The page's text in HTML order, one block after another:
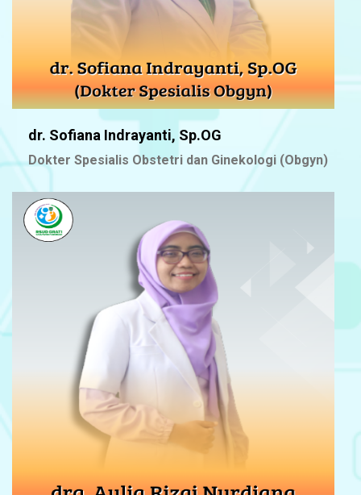
dr. Sofiana Indrayanti, Sp.OG
Dokter Spesialis Obstetri dan Ginekologi (Obgyn)